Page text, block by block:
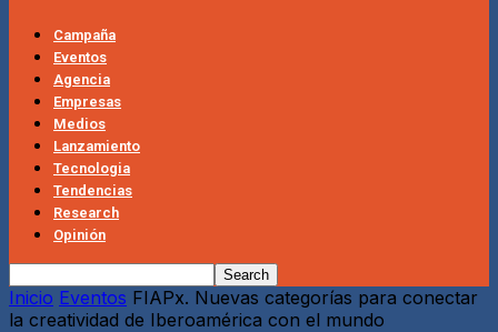
Campaña
Eventos
Agencia
Empresas
Medios
Lanzamiento
Tecnologia
Tendencias
Research
Opinión
Inicio Eventos FIAPx. Nuevas categorías para conectar
la creatividad de Iberoamérica con el mundo